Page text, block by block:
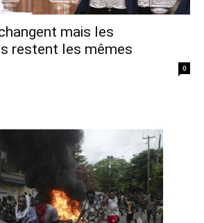
mais les
restent les mêmes
0